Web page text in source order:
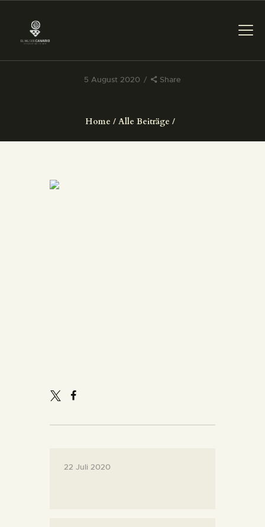
5 August 2020 Share
Home Alle Beiträge
22 Juli 2020